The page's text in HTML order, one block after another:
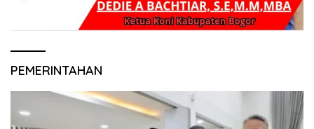
PEMERINTAHAN